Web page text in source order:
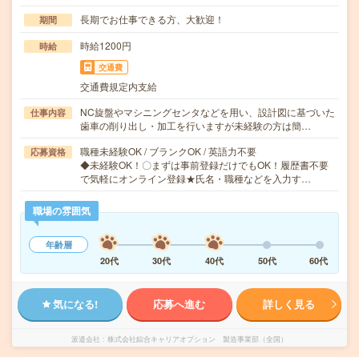
期間 長期でお仕事できる方、大歓迎！
時給 時給1200円
交通費
交通費規定内支給
仕事内容
NC旋盤やマシニングセンタなどを用い、設計図に基づいた
歯車の削り出し・加工を行いますが未経験の方は簡…
応募資格
職種未経験OK / ブランクOK / 英語力不要
◆未経験OK！〇まずは事前登録だけでもOK！履歴書不要
で気軽にオンライン登録★氏名・職種などを入力す…
職場の雰囲気
年齢層
20代
30代 40代 50代 60代
気になる! 応募へ進む 詳しく見る
派遣会社 株式会社綜合キャリアオプション 製造事業部（全国）